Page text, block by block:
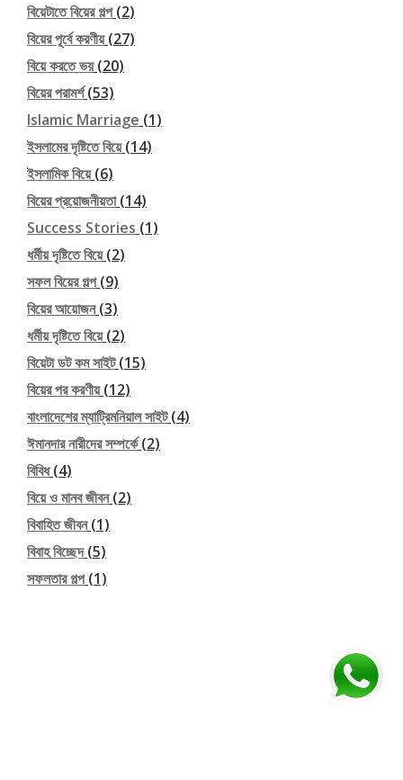
বিয়েটাতে বিয়ের গল্প(2)
বিয়ের পূর্বে করণীয়(27)
বিয়ে করতে ভয়(20)
বিয়ের পরামর্শ(53)
Islamic Marriage (1)
ইসলামের দৃষ্টিতে বিয়ে(14)
ইসলামিক বিয়ে(6)
বিয়ের প্রয়োজনীয়তা(14)
Success Stories (1)
ধর্মীয় দৃষ্টিতে বিয়ে(2)
সফল বিয়ের গল্প(9)
বিয়ের আয়োজন(3)
ধর্মীয় দৃষ্টিতে বিয়ে(2)
বিয়েটা ডট কম সাইট(15)
বিয়ের পর করণীয়(12)
বাংলাদেশের ম্যাট্রিমনিয়াল সাইট(4)
ঈমানদার নারীদের সম্পর্কে(2)
বিবিধ(4)
বিয়ে ও মানব জীবন(2)
বিবাহিত জীবন(1)
বিবাহ বিচ্ছেদ(5)
সফলতার গল্প(1)